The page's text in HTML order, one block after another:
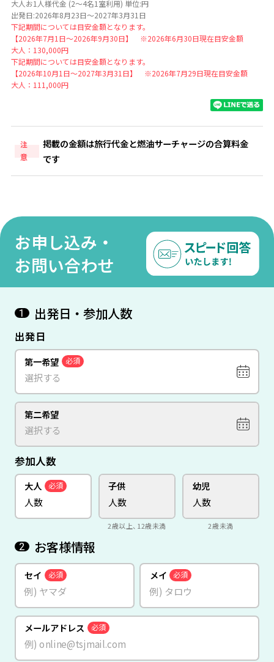
大人お1人様代金 (2～4名1室利用) 単位:円
出発日:2026年8月23日～2027年3月31日
下記期間については目安金額となります。
【2026年7月1日～2026年9月30日】 ※2026年6月30日現在目安金額
大人：130,000円
下記期間については目安金額となります。
【2026年10月1日～2027年3月31日】 ※2026年7月29日現在目安金額
大人：111,000円
注
意
掲載の金額は旅行代金と燃油サーチャージの合算料金
です
お申し込み・
お問い合わせ
1 出発日・参加人数
出発日
第一希望 必須
第二希望
参加人数
大人 必須 子供
2歳以上、12歳未満
幼児
2歳未満
2 お客様情報
セイ 必須 メイ 必須
メールアドレス 必須